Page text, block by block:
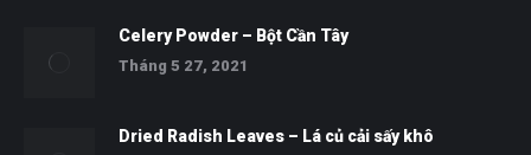
Celery Powder – Bột Cần Tây
Tháng 5 27, 2021
Dried Radish Leaves – Lá củ cải sấy khô